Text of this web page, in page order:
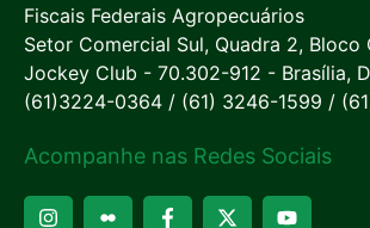
Fiscais Federais Agropecuários
Setor Comercial Sul, Quadra 2, Bloco
Jockey Club - 70.302-912 - Brasília,
(61)3224-0364 / (61) 3246-1599 /
Acompanhe nas Redes Sociais